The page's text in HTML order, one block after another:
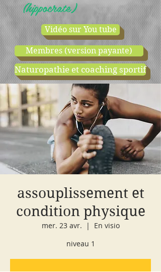
(hippocrate)
Vidéo sur You tube
Membres (version payante)
Naturopathie et coaching sportif
cours d'essai boutique
assouplissement et
condition physique
mer. 23 avr.
  |
En visio
niveau 1